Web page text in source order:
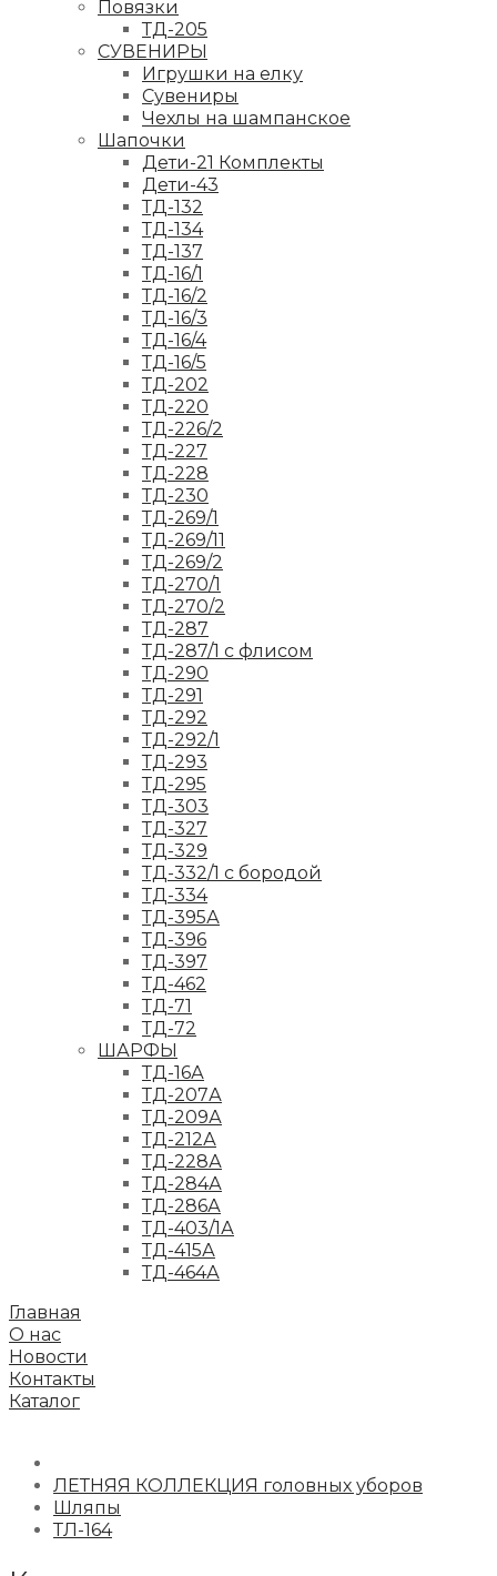
Повязки
ТД-205
СУВЕНИРЫ
Игрушки на елку
Сувениры
Чехлы на шампанское
Шапочки
Дети-21 Комплекты
Дети-43
ТД-132
ТД-134
ТД-137
ТД-16/1
ТД-16/2
ТД-16/3
ТД-16/4
ТД-16/5
ТД-202
ТД-220
ТД-226/2
ТД-227
ТД-228
ТД-230
ТД-269/1
ТД-269/11
ТД-269/2
ТД-270/1
ТД-270/2
ТД-287
ТД-287/1 с флисом
ТД-290
ТД-291
ТД-292
ТД-292/1
ТД-293
ТД-295
ТД-303
ТД-327
ТД-329
ТД-332/1 с бородой
ТД-334
ТД-395А
ТД-396
ТД-397
ТД-462
ТД-71
ТД-72
ШАРФЫ
ТД-16А
ТД-207А
ТД-209А
ТД-212А
ТД-228А
ТД-284А
ТД-286А
ТД-403/1А
ТД-415А
ТД-464А
Главная
О нас
Новости
Контакты
Каталог
ЛЕТНЯЯ КОЛЛЕКЦИЯ головных уборов
Шляпы
ТЛ-164